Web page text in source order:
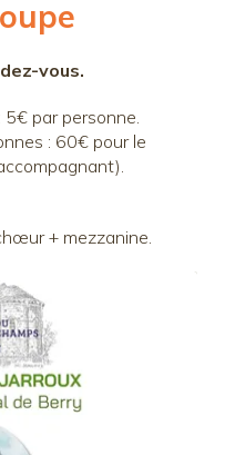
vous.
5€ par personne.
: 60€ pour le
+ mezzanine.